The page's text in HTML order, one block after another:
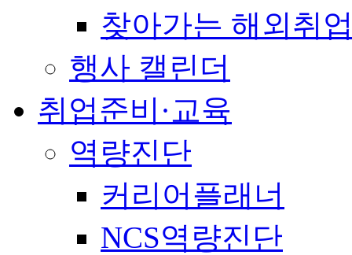
찾아가는 해외취
행사 캘린더
취업준비·교육
역량진단
커리어플래너
NCS역량진단